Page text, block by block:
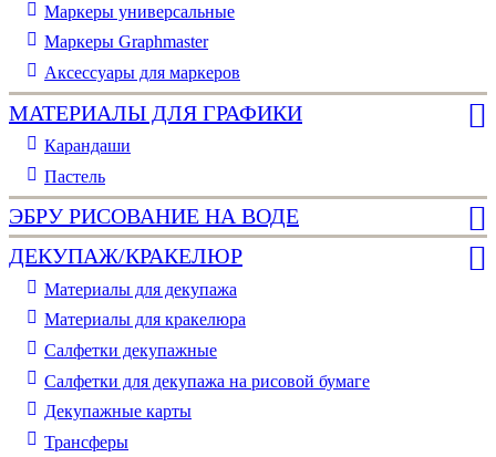
Маркеры универсальные
Маркеры Graphmaster
Аксессуары для маркеров
МАТЕРИАЛЫ ДЛЯ ГРАФИКИ
Карандаши
Пастель
ЭБРУ РИСОВАНИЕ НА ВОДЕ
ДЕКУПАЖ/КРАКЕЛЮР
Материалы для декупажа
Материалы для кракелюра
Cалфетки декупажные
Салфетки для декупажа на рисовой бумаге
Декупажные карты
Трансферы